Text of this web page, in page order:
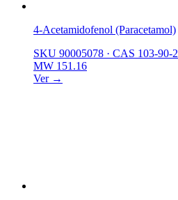
4-Acetamidofenol (Paracetamol)
SKU 90005078 · CAS 103-90-2
MW 151.16
Ver →